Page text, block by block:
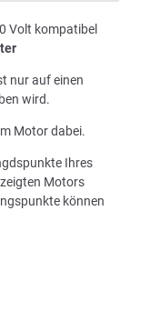
Volt kompatibel
nur auf einen
wird.
Motor dabei.
Ihres
Motors
können